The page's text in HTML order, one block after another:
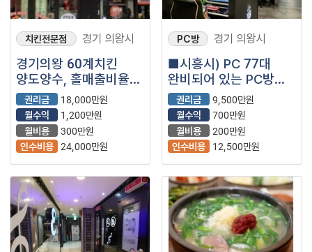
치킨전문점 경기 의왕시
경기의왕 60계치킨
양도양수, 홀매출비율
높아 순익 높은
매장입니다~!!
권리금
18,000만원
월수익
1,200만원
월비용
300만원
인수비용 24,000만원
PC방 경기 의왕시
■시흥시) PC 77대
완비되어 있는 PC방
매장을 소개합니다.■
권리금
9,500만원
월수익
700만원
월비용
200만원
인수비용
12,500만원